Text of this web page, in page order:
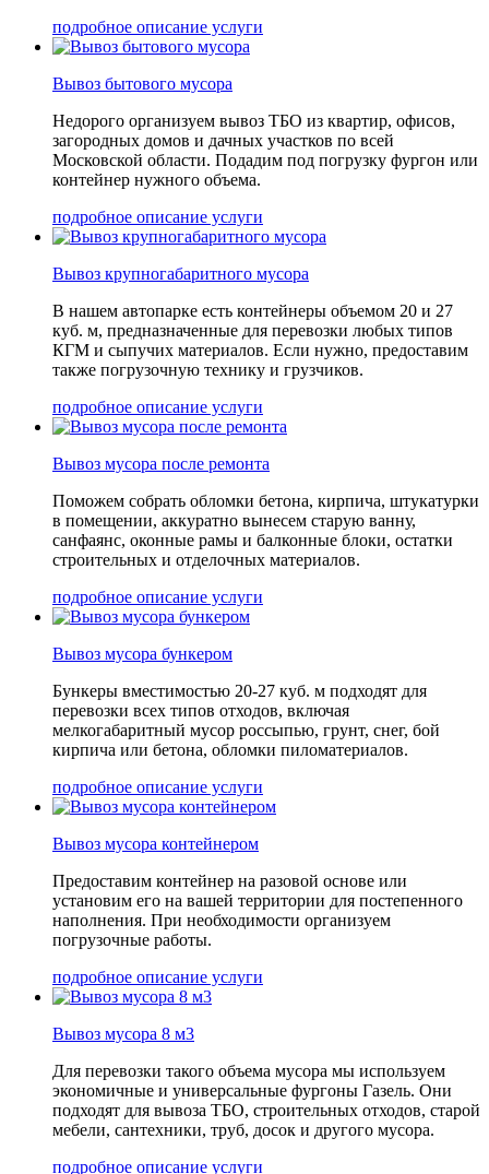
подробное описание услуги
Вывоз бытового мусора
Недорого организуем вывоз ТБО из квартир, офисов,
загородных домов и дачных участков по всей
Московской области. Подадим под погрузку фургон или
контейнер нужного объема.
подробное описание услуги
Вывоз крупногабаритного мусора
В нашем автопарке есть контейнеры объемом 20 и 27
куб. м, предназначенные для перевозки любых типов
КГМ и сыпучих материалов. Если нужно, предоставим
также погрузочную технику и грузчиков.
подробное описание услуги
Вывоз мусора после ремонта
Поможем собрать обломки бетона, кирпича, штукатурки
в помещении, аккуратно вынесем старую ванну,
санфаянс, оконные рамы и балконные блоки, остатки
строительных и отделочных материалов.
подробное описание услуги
Вывоз мусора бункером
Бункеры вместимостью 20-27 куб. м подходят для
перевозки всех типов отходов, включая
мелкогабаритный мусор россыпью, грунт, снег, бой
кирпича или бетона, обломки пиломатериалов.
подробное описание услуги
Вывоз мусора контейнером
Предоставим контейнер на разовой основе или
установим его на вашей территории для постепенного
наполнения. При необходимости организуем
погрузочные работы.
подробное описание услуги
Вывоз мусора 8 м3
Для перевозки такого объема мусора мы используем
экономичные и универсальные фургоны Газель. Они
подходят для вывоза ТБО, строительных отходов, старой
мебели, сантехники, труб, досок и другого мусора.
подробное описание услуги